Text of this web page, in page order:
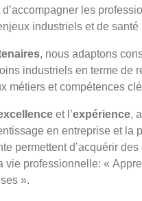
les
industriels et de
, nous adaptons
industriels en terme de
métiers et compétences
et l’expérience,
en entreprise et la
permettent d’acquérir
professionnelle: «
».